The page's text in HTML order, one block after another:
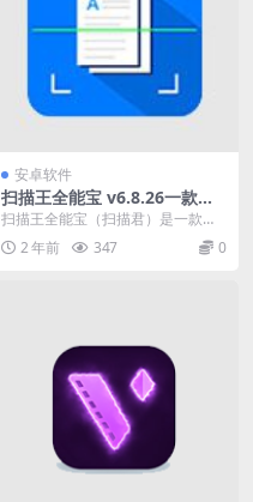
安卓软件
扫描王全能宝 v6.8.26一款功
能强大的国产OCR拍照识别软
扫描王全能宝（扫描君）是一款功
能强大的国产OCR拍照识别软件。
通过手机拍照，扫描...
2 年前 347 0